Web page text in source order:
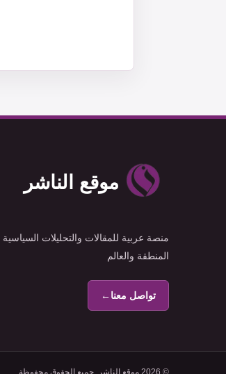
موقع الناشر
منصة عربية للمقالات والتحليلات
المنطقة والعالم
تواصل معنا←